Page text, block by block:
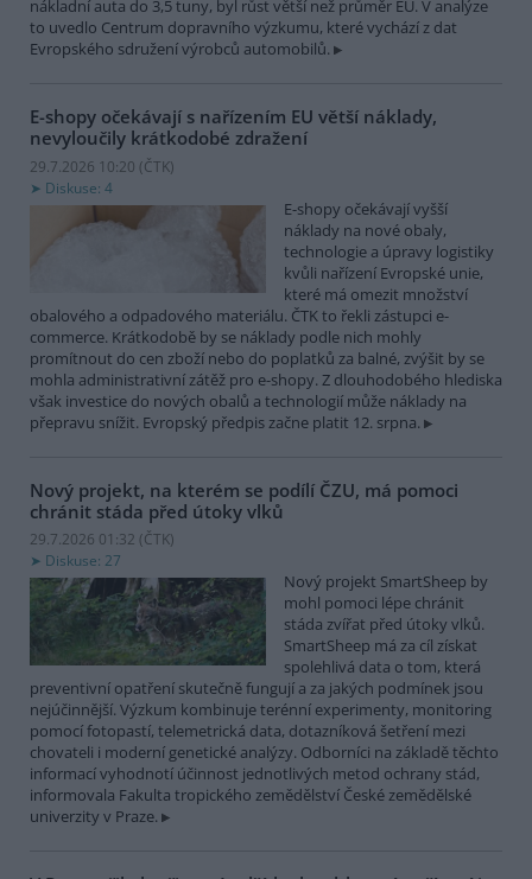
nákladní auta do 3,5 tuny, byl růst větší než průměr EU. V analýze
to uvedlo Centrum dopravního výzkumu, které vychází z dat
Evropského sdružení výrobců automobilů.
E-shopy očekávají s nařízením EU větší náklady,
nevyloučily krátkodobé zdražení
29.7.2026 10:20 (ČTK)
Diskuse: 4
E-shopy očekávají vyšší
náklady na nové obaly,
technologie a úpravy logistiky
kvůli nařízení Evropské unie,
které má omezit množství
obalového a odpadového materiálu. ČTK to řekli zástupci e-
commerce. Krátkodobě by se náklady podle nich mohly
promítnout do cen zboží nebo do poplatků za balné, zvýšit by se
mohla administrativní zátěž pro e-shopy. Z dlouhodobého hlediska
však investice do nových obalů a technologií může náklady na
přepravu snížit. Evropský předpis začne platit 12. srpna.
Nový projekt, na kterém se podílí ČZU, má pomoci
chránit stáda před útoky vlků
29.7.2026 01:32 (ČTK)
Diskuse: 27
Nový projekt SmartSheep by
mohl pomoci lépe chránit
stáda zvířat před útoky vlků.
SmartSheep má za cíl získat
spolehlivá data o tom, která
preventivní opatření skutečně fungují a za jakých podmínek jsou
nejúčinnější. Výzkum kombinuje terénní experimenty, monitoring
pomocí fotopastí, telemetrická data, dotazníková šetření mezi
chovateli i moderní genetické analýzy. Odborníci na základě těchto
informací vyhodnotí účinnost jednotlivých metod ochrany stád,
informovala Fakulta tropického zemědělství České zemědělské
univerzity v Praze.